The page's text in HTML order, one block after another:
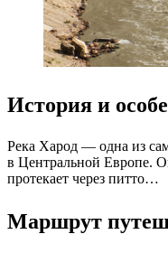
История и
Река Харод — одна из
в Центральной Европе.
протекает через питто…
Маршрут